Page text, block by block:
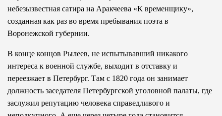
небезызвестная сатира на Аракчеева «К временщику»,
созданная как раз во время пребывания поэта в
Воронежской губернии.
В конце концов Рылеев, не испытывавший никакого
интереса к военной службе, выходит в отставку и
переезжает в Петербург. Там с 1820 года он занимает
должность заседателя Петербургской уголовной палаты, где
заслужил репутацию человека справедливого и